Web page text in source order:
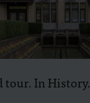
tour. In History.